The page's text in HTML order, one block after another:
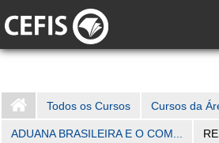
Todos os Cursos Cursos da
ADUANA BRASILEIRA E O COM...